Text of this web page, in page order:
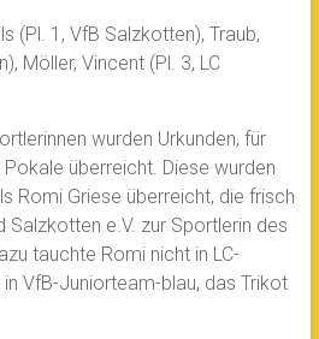
(Pl. 1, VfB Salzkotten), Traub,
Möller, Vincent (Pl. 3, LC
wurden Urkunden, für
überreicht. Diese wurden
Romi Griese überreicht, die frisch
e.V. zur Sportlerin des
tauchte Romi nicht in LC-
VfB-Juniorteam-blau, das Trikot